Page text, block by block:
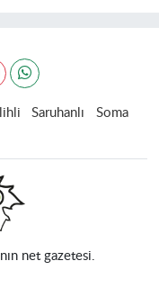
Saruhanlı
Soma
net gazetesi.